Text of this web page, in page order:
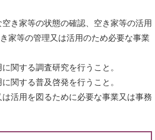
き家等の状態の確認、空き家等の活用
家等の管理又は活用のため必要な事業
関する調査研究を行うこと。
関する普及啓発を行うこと。
活用を図るために必要な事業又は事務